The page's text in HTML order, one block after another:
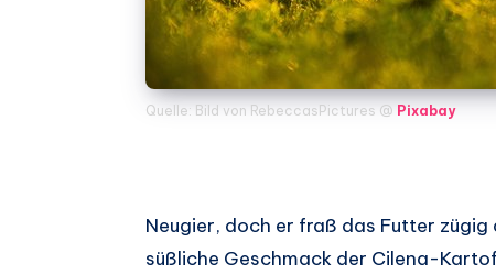
Quelle: Bild von RebeccasPictures @ Pixabay
Neugier, doch er fraß das Futter
süßliche Geschmack der Cilena-